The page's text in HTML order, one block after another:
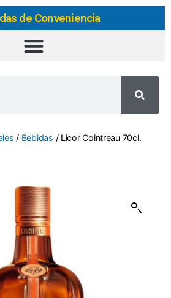
de Conveniencia
/ Bebidas / Licor Cointreau 70cl.